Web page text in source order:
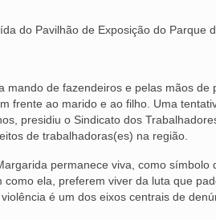
do Pavilhão de Exposição do Parque
mando de fazendeiros e pelas mãos
frente ao marido e ao filho. Uma
presidiu o Sindicato dos
de trabalhadoras(es) na região.
permanece viva, como
ela, preferem viver da luta que
é um dos eixos centrais de